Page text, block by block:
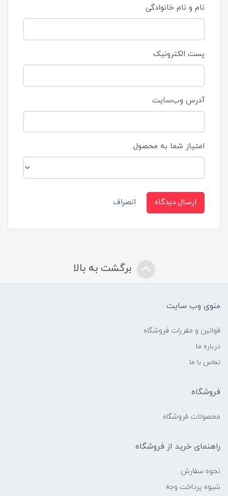
نام و نام خانوادگی
پست الکترونیک
آدرس وب‌سایت
امتیاز شما به محصول
ارسال دیدگاه انصراف
برگشت به بالا
منوی وب سایت
قوانین و مقررات فروشگاه
درباره ما
تماس با ما
فروشگاه
محصولات فروشگاه
راهنمای خرید از فروشگاه
نحوه سفارش
شیوه پرداخت وجه